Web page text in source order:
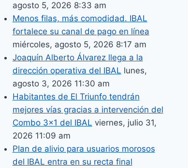
agosto 5, 2026 8:33 am
Menos filas, más comodidad. IBAL
fortalece su canal de pago en línea
miércoles, agosto 5, 2026 8:17 am
Joaquín Alberto Álvarez llega a la
dirección operativa del IBAL lunes,
agosto 3, 2026 11:30 am
Habitantes de El Triunfo tendrán
mejores vías gracias a intervención del
Combo 3×1 del IBAL viernes, julio 31,
2026 11:09 am
Plan de alivio para usuarios morosos
del IBAL entra en su recta final